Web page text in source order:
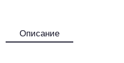
Описание